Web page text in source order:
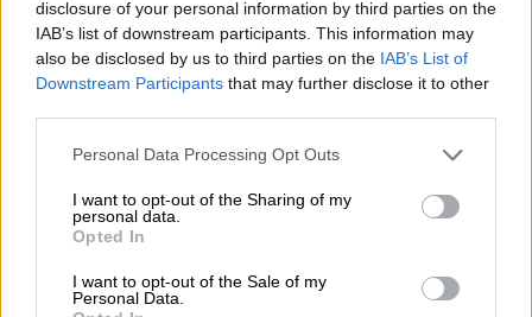
disclosure of your personal information by third parties on the
IAB’s list of downstream participants. This information may
also be disclosed by us to third parties on the IAB’s List of
Downstream Participants that may further disclose it to other
Please note that this website/app uses one or more Google
not limited to your visit or usage behaviour. You may click to
grant or deny consent to Google and its third-party tags to
use your data for below specified purposes in below Google
consent section.
Personal Data Processing Opt Outs
I want to opt-out of the Sharing of my
personal data.
Opted In
I want to opt-out of the Sale of my
Personal Data.
αλυσοδεμένοι
Σύμφωνα με έκθεση του Παρατηρητηρίου
Ανθρωπίνων Δικαιωμάτων, εκατοντάδες
χιλιάδες ψυχικά πάσχοντες σε 60 χώρες του
κόσμου βρίσκονται αλυσοδεμένοι και
φυλακισμένοι σε άθλιες συνθήκες